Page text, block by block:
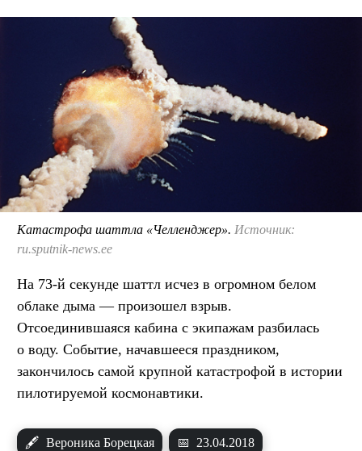
Катастрофа шаттла «Челленджер». Источник:
ru.sputnik-news.ee
На 73-й секунде шаттл исчез в огромном белом
облаке дыма — произошел взрыв.
Отсоединившаяся кабина с экипажам разбилась
о воду. Событие, начавшееся праздником,
закончилось самой крупной катастрофой в истории
пилотируемой космонавтики.
🖋 Вероника Борецкая 📅 23.04.2018